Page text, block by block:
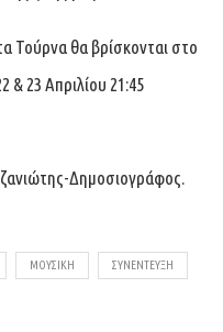
Τούρνα θα βρίσκονται στο
& 23 Απριλίου 21:45
Δημοσιογράφος.
ΜΟΥΣΙΚΉ ΣΥΝΈΝΤΕΥΞΗ